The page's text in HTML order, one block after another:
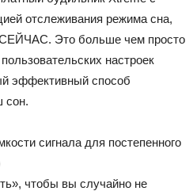
отслеживания режима сна,
Это больше чем просто
настроек
эффективный способ
сон.
сигнала для постепенного
чтобы вы случайно не